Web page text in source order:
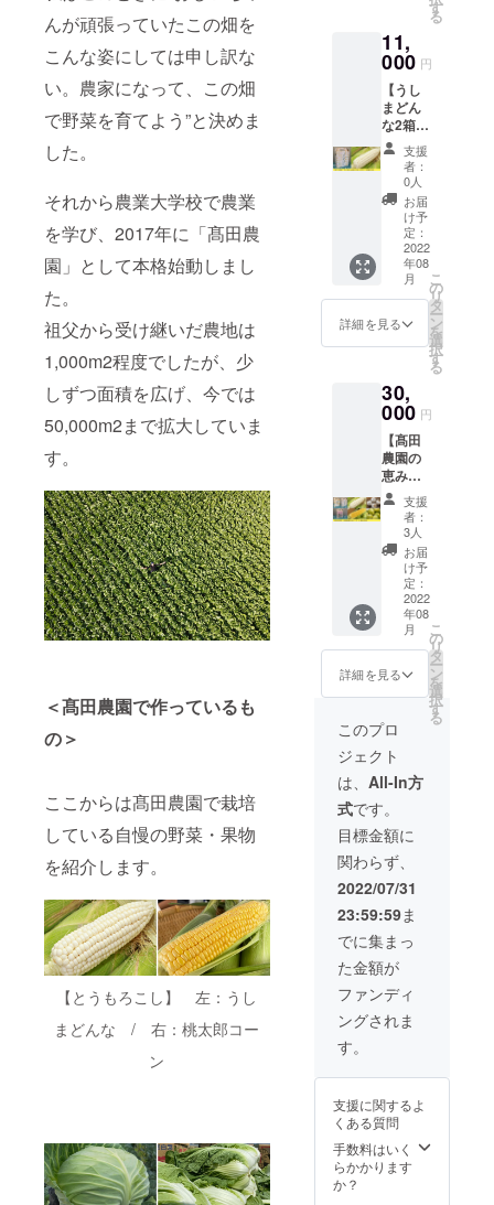
んが頑張っていたこの畑を
こんな姿にしては申し訳な
い。農家になって、この畑
で野菜を育てよう”と決めま
した。
それから農業大学校で農業
を学び、2017年に「髙田農
園」として本格始動しまし
た。
祖父から受け継いだ農地は
1,000m2程度でしたが、少
しずつ面積を広げ、今では
50,000m2まで拡大していま
す。
＜髙田農園で作っているも
の＞
ここからは髙田農園で栽培
している自慢の野菜・果物
を紹介します。
【とうもろこし】 左：うし
まどんな / 右：桃太郎コー
ン
トとな
ります
・朝採
れ新鮮
な桃太
郎コー
ンとう
しまど
んなを
クール
便で配
送いた
します
・大き
な個体
が入る
場合は
基本的
に20本
なりま
す ・離
島への
発送は
行って
おりま
せん
す
る
11,
000 円
【うし
まどん
な2箱
（16〜
20本）
＋感謝
の手
紙】 ・
朝採れ
新鮮な
桃太郎
コーン
をクー
ル便で
配送い
きな個
体が入
る場合
は16本
となり
ます
が、基
本的に
20本入
りとな
ります
・離島
への発
送は
行って
おりま
せん
支援
者：
0人
お届
け予
定：
2022
年08
月
詳細を見る
こ
の
リ
タ
ー
ン
を
選
択
す
る
30,
000 円
【髙田
農園の
恵み
コース
＋感謝
の手
紙】 桃
太郎
コーン1
箱（8〜
10本）/
うしま
どんな1
箱（8〜
10
Xセット
1箱
（8〜10
本）/髙
田農園
のおい
しいニ
ンニク
5kg/髙
田農園
のおい
しいグ
リーン
レモン
5kg/ ・
とうも
ろこし
は8月中
ます ・
新鮮な
桃太郎
コーン
とうし
支援
者：
3人
お届
け予
定：
2022
年08
月
詳細を見る
こ
の
リ
タ
ー
ン
を
選
択
す
る
このプロ
ジェクト
は、 All-In方
式です。
目標金額に
関わらず、
2022/07/31
23:59:59ま
でに集まっ
た金額が
ファンディ
ングされま
す。
支援に関するよ
くある質問
手数料はいく
らかかります
か？